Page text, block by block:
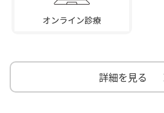
詳細を見る